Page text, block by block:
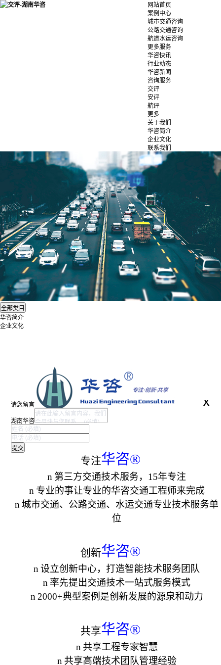
网站首页
案例中心
城市交通咨询
公路交通咨询
航道水运咨询
更多服务
华咨快讯
行业动态
华咨新闻
咨询服务
交评
安评
航评
更多
关于我们
华咨简介
企业文化
联系我们
华咨简介
企业文化
专注华咨®
n 第三方交通技术服务，15年专注
n 专业的事让专业的华咨交通工程师来完成
n城市交通、公路交通、水运交通专业技术服务单
位
创新华咨®
n设立创新中心，打造智能技术服务团队
n 率先提出交通技术一站式服务模式
n 2000+典型案例是创新发展的源泉和动力
共享华咨®
n 共享工程专家智慧
n 共享高端技术团队管理经验
请您留言 x
湖南华咨